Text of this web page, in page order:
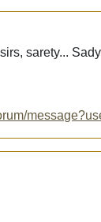
sarety...